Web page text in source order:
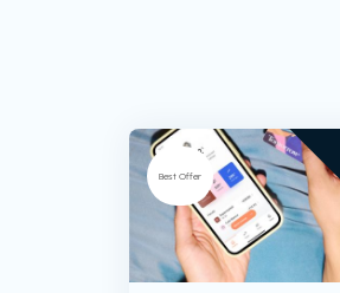
Best Offer